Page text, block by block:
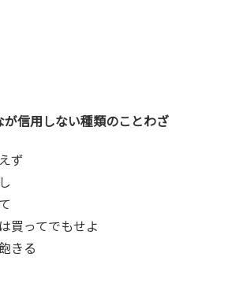
が信用しない種類のことわざ
ず
買ってでもせよ
きる